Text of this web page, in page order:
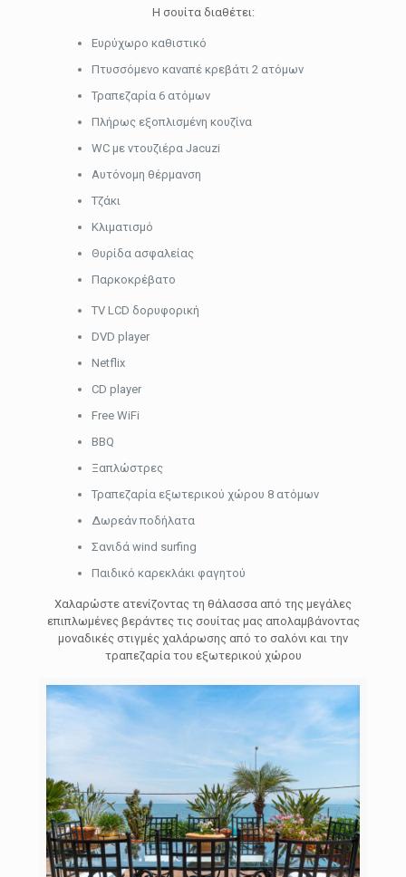
Η σουίτα διαθέτει:
Ευρύχωρο καθιστικό
Πτυσσόμενο καναπέ κρεβάτι 2 ατόμων
Τραπεζαρία 6 ατόμων
Πλήρως εξοπλισμένη κουζίνα
WC με ντουζιέρα Jacuzi
Αυτόνομη θέρμανση
Τζάκι
Κλιματισμό
Θυρίδα ασφαλείας
Παρκοκρέβατο
TV LCD δορυφορική
DVD player
Netflix
CD player
Free WiFi
BBQ
Ξαπλώστρες
Τραπεζαρία εξωτερικού χώρου 8 ατόμων
Δωρεάν ποδήλατα
Σανιδά wind surfing
Παιδικό καρεκλάκι φαγητού
Χαλαρώστε ατενίζοντας τη θάλασσα από της μεγάλες
επιπλωμένες βεράντες τις σουίτας μας απολαμβάνοντας
μοναδικές στιγμές χαλάρωσης από το σαλόνι και την
τραπεζαρία του εξωτερικού χώρου